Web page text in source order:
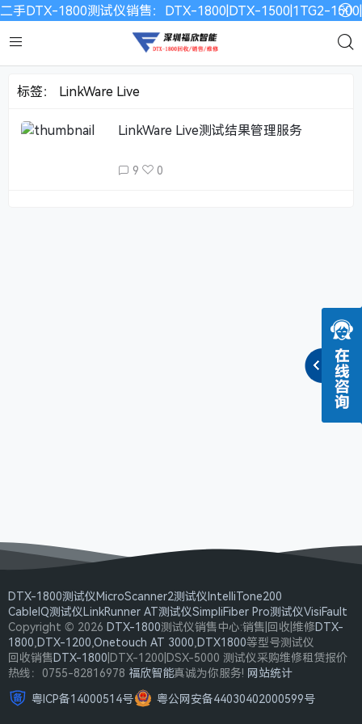
二手DTX-1800测试仪销售：DTX-1800|DTX-1500|1TG2-
标签： LinkWare Live
LinkWare Live测试结果管理服务
9 0
DTX-1800测试仪MicroScanner2测试仪IntelliTone200
CableIQ测试仪LinkRunner AT测试仪SimpliFiber Pro测试仪VisiFault
Copyright © 2026 DTX-1800测试仪销售中心:销售|回收|维修DTX-
1800,DTX-1200,Onetouch AT 3000,DTX1800等型号测试仪
回收销售DTX-1800|DTX-1200|DSX-5000 测试仪采购维修租赁报价
热线：0755-82816978 福欣智能真诚为你服务! 网站统计
粤ICP备14000514号
粤公网安备44030402000599号